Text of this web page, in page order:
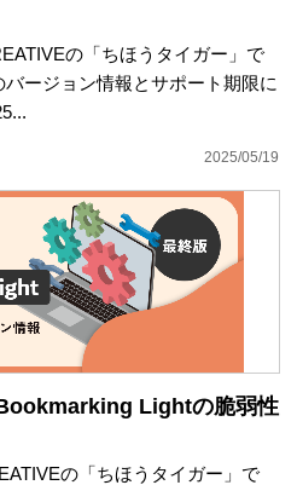
の「ちほうタイガー」で
ージョン情報とサポート期限に
2025/05/19
Lightの脆弱性
の「ちほうタイガー」で